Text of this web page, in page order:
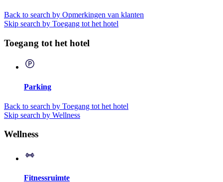
Back to search by Opmerkingen van klanten
Skip search by Toegang tot het hotel
Toegang tot het hotel
Parking
Back to search by Toegang tot het hotel
Skip search by Wellness
Wellness
Fitnessruimte